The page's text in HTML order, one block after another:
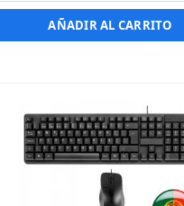
AÑADIR AL CARRITO